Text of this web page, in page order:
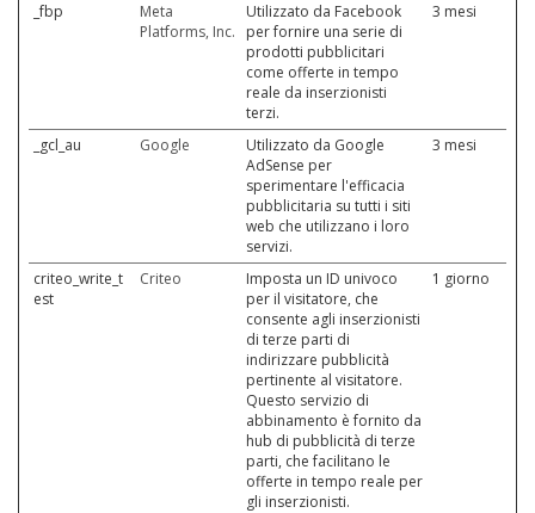
_fbp
Meta
Platforms, Inc.
Utilizzato da Facebook
per fornire una serie di
prodotti pubblicitari
come offerte in tempo
reale da inserzionisti
terzi.
3 mesi
_gcl_au Google
Utilizzato da Google
AdSense per
sperimentare l'efficacia
pubblicitaria su tutti i siti
web che utilizzano i loro
servizi.
3 mesi
criteo_write_t
est
Criteo
Imposta un ID univoco
per il visitatore, che
consente agli inserzionisti
di terze parti di
indirizzare pubblicità
pertinente al visitatore.
Questo servizio di
abbinamento è fornito da
hub di pubblicità di terze
parti, che facilitano le
offerte in tempo reale per
gli inserzionisti.
1 giorno